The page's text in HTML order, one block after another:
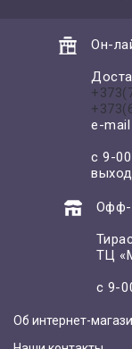
Он-
e-
с 9-
Офф-
ТЦ
с 9-
Об интернет-